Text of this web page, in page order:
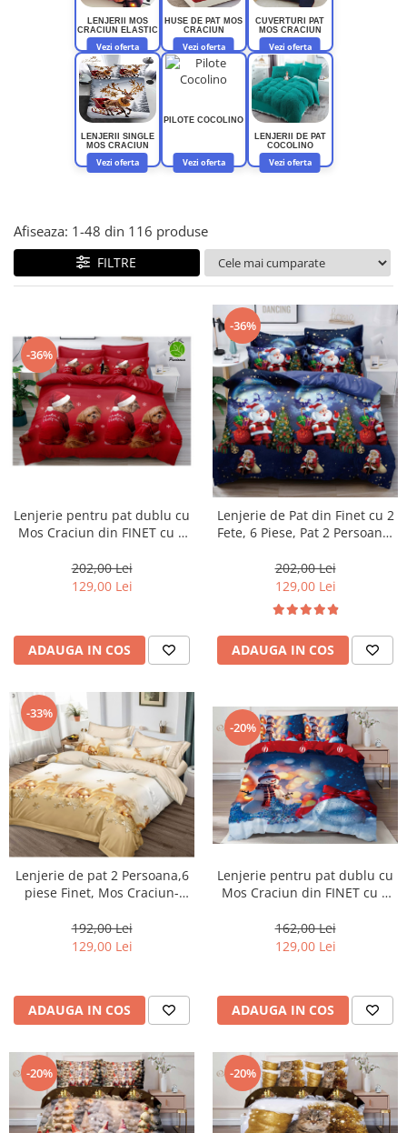
Lenjerii de pat Bumbac 100%
Lenjerii de pat Cocolino
Lenjerii de pat Finet + 2 Draperii
Lenjerii de pat Saten 4 piese cu
LENJERII MOS
CRACIUN ELASTIC
Vezi oferta
HUSE DE PAT MOS
CRACIUN
Vezi oferta
CUVERTURI PAT
MOS CRACIUN
Vezi oferta
LENJERII SINGLE
MOS CRACIUN
Vezi oferta
PILOTE COCOLINO
Vezi oferta
LENJERII DE PAT
COCOLINO
Vezi oferta
Afiseaza: 1-48 din 116 produse
FILTRE
-36%
Lenjerie pentru pat dublu cu
Mos Craciun din FINET cu 6
202,00 Lei
129,00 Lei
ADAUGA IN COS
-36%
Lenjerie de Pat din Finet cu 2
Fete, 6 Piese, Pat 2 Persoane-
202,00 Lei
129,00 Lei
ADAUGA IN COS
-33%
Lenjerie de pat 2 Persoana,6
piese Finet, Mos Craciun-
192,00 Lei
129,00 Lei
ADAUGA IN COS
-20%
Lenjerie pentru pat dublu cu
Mos Craciun din FINET cu 6
162,00 Lei
129,00 Lei
ADAUGA IN COS
-20% -20%